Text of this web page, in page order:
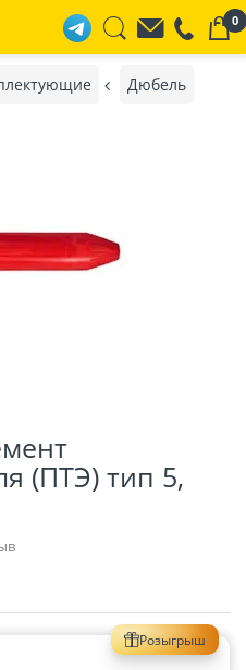
0
Дюбель
(ПТЭ) тип 5,
Розыгрыш